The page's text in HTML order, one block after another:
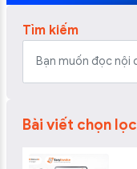
Tìm kiếm
Bài viết chọn lọc